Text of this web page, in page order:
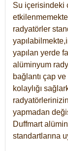
Su içerisindeki
radyatörler
yapılan yerde
alüminyum
bağlantı çap
kolaylığı
yapmadan
Duffmart
standartlarına